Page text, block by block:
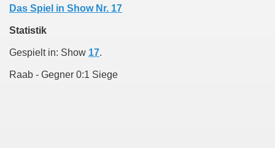
Das Spiel in Show Nr. 17
Statistik
Gespielt in: Show 17.
Raab - Gegner 0:1 Siege